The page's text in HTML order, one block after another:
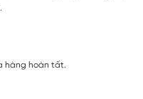
hàng hoàn tất.